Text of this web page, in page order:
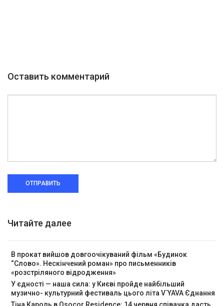
Оставить комментарий
ОТПРАВИТЬ
Читайте далее
В прокат вийшов довгоочікуваний фільм «Будинок
“Слово». Нескінчений роман» про письменників
«розстріляного відродження»
У єдності — наша сила: у Києві пройде найбільший
музично- культурний фестиваль цього літа V`YAVA Єднання